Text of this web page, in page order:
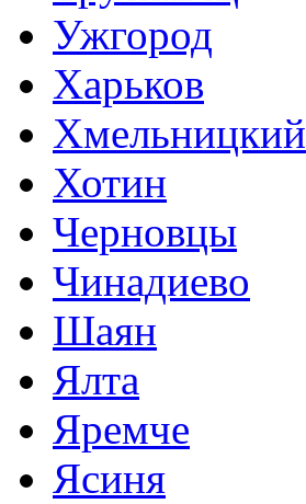
Ужгород
Харьков
Хмельницкий
Хотин
Черновцы
Чинадиево
Шаян
Ялта
Яремче
Ясиня